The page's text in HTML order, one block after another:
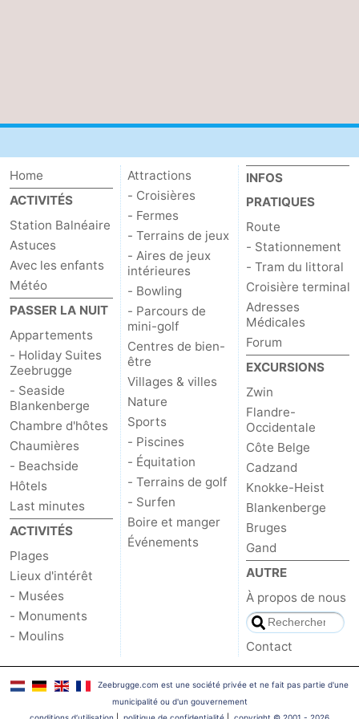
Contact
Home
ACTIVITÉS
Station Balnéaire
Astuces
Avec les enfants
Météo
PASSER LA NUIT
Appartements
- Holiday Suites
Zeebrugge
- Seaside
Blankenberge
Chambre d'hôtes
Chaumières
- Beachside
Hôtels
Last minutes
ACTIVITÉS
Plages
Lieux d'intérêt
- Musées
- Monuments
- Moulins
Attractions
- Croisières
- Fermes
- Terrains de jeux
- Aires de jeux
intérieures
- Bowling
- Parcours de
mini-golf
Centres de bien-
être
Villages & villes
Nature
Sports
- Piscines
- Équitation
- Terrains de golf
- Surfen
Boire et manger
Événements
INFOS
PRATIQUES
Route
- Stationnement
- Tram du littoral
Croisière terminal
Adresses
Médicales
Forum
EXCURSIONS
Zwin
Flandre-
Occidentale
Côte Belge
Cadzand
Knokke-Heist
Blankenberge
Bruges
Gand
AUTRE
À propos de nous
Contact
Zeebrugge.com est une société privée et ne fait pas partie d'une
municipalité ou d'un gouvernement
conditions d‘utilisation
politique de confidentialité copyright © 2001 - 2026